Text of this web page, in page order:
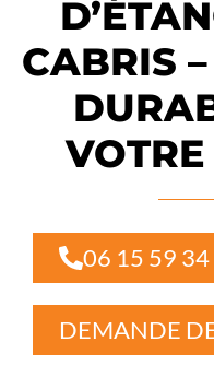
CABRIS
06 15 59 34
DEMANDE